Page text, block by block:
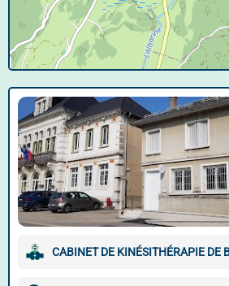
CABINET DE KINÉSITHÉRAPIE DE